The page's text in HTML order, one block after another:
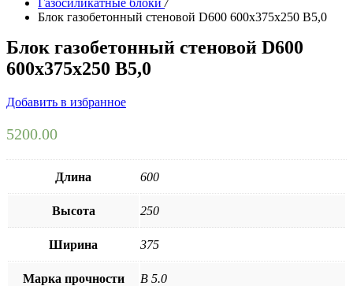
Блок газобетонный стеновой D600 600х375х250 B5,0
Блок газобетонный стеновой D600
600х375х250 B5,0
Добавить в избранное
5200.00
Длина 600
Высота 250
Ширина 375
Марка прочности B 5.0